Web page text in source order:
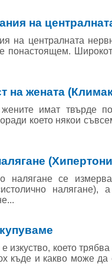
на
на централната
понастоящем.
на жената
имат твърде
което някои
налягане се
налягане),
изкуство, което
къде и какво може